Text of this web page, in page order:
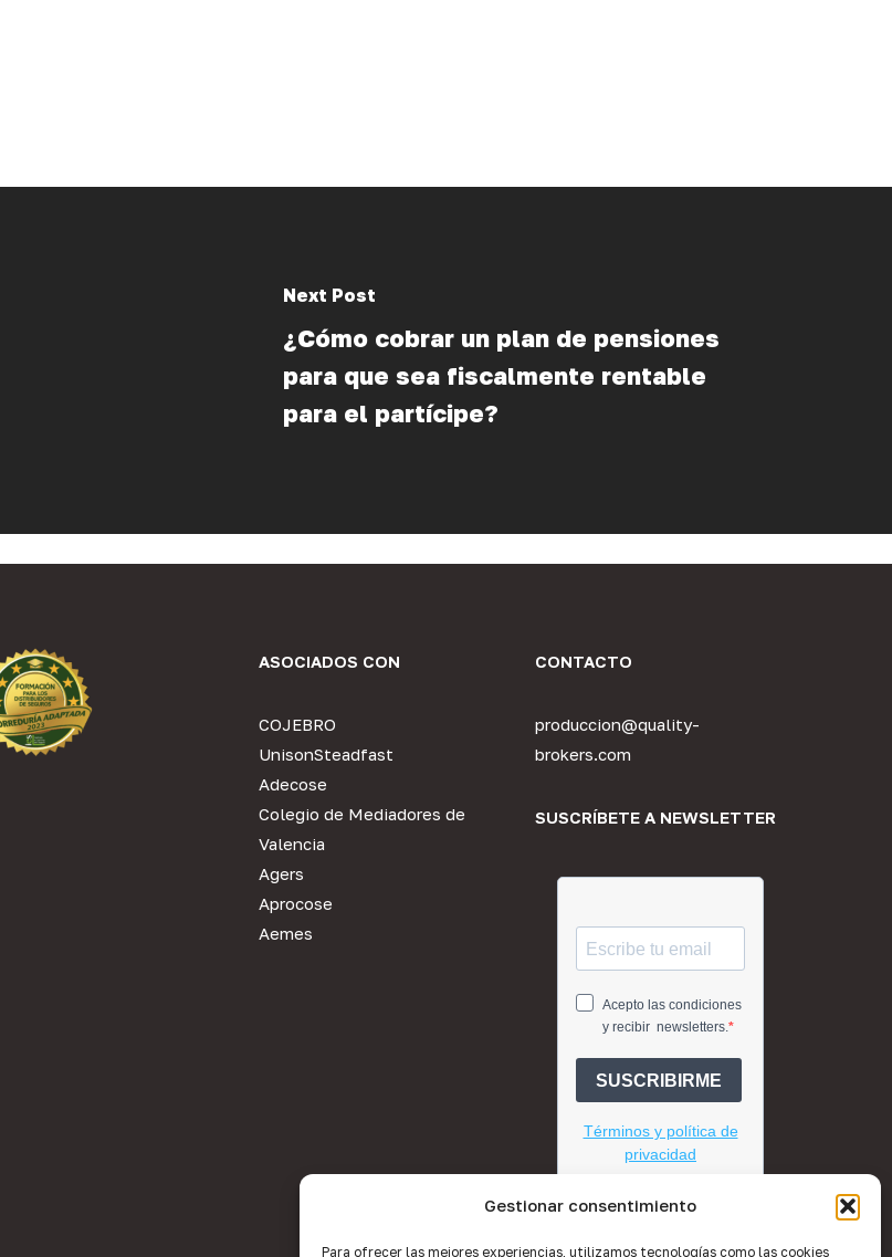
Gestionar consentimiento
Para ofrecer las mejores experiencias, utilizamos tecnologías como las cookies
Next Post
¿Cómo cobrar un plan de pensiones
para que sea fiscalmente rentable
para el partícipe?
ASOCIADOS CON
COJEBRO
UnisonSteadfast
Adecose
Colegio de Mediadores de
Valencia
Agers
Aprocose
Aemes
CONTACTO
produccion@quality-
brokers.com
SUSCRÍBETE A NEWSLETTER